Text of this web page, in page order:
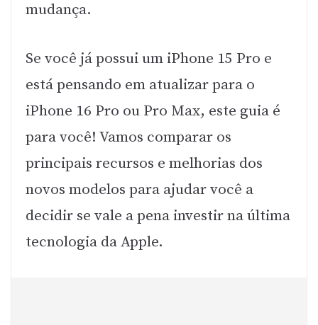
mudança.
Se você já possui um iPhone 15 Pro e
está pensando em atualizar para o
iPhone 16 Pro ou Pro Max, este guia é
para você! Vamos comparar os
principais recursos e melhorias dos
novos modelos para ajudar você a
decidir se vale a pena investir na última
tecnologia da Apple.